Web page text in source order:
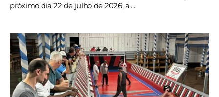
próximo dia 22 de julho de 2026, a ...